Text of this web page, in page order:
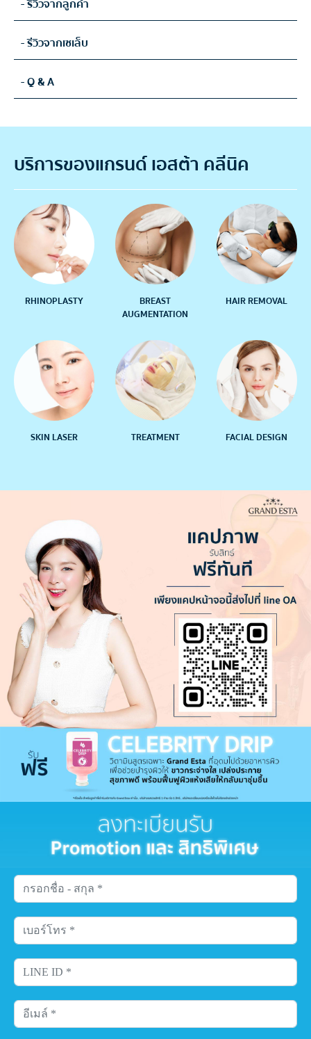
- รีวิวจากลูกค้า
- รีวิวจากเซเล็บ
- Q & A
บริการของแกรนด์ เอสต้า คลีนิค
RHINOPLASTY
BREAST
AUGMENTATION
HAIR REMOVAL
SKIN LASER TREATMENT FACIAL DESIGN